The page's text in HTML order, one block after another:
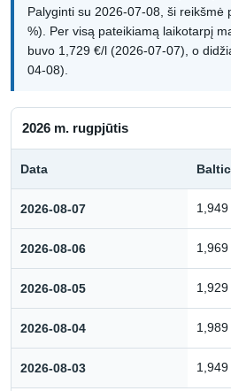
Palyginti su 2026-07-08, ši reikšmė
%). Per visą pateikiamą laikotarpį
buvo 1,729 €/l (2026-07-07), o
04-08).
2026 m. rugpjūtis
Data
2026-08-07 1,949
2026-08-06 1,969
2026-08-05 1,929
2026-08-04 1,989
2026-08-03 1,949